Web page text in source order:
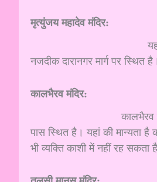
मृत्युंजय महादेव मंदिर:
यह मंदिर वाराणसी का
नजदीक दारानगर मार्ग पर स्थित
कालभैरव मंदिर:
कालभैरव मंदिर वाराणसी
पास स्थित है। यहां की मान्यता है
भी व्यक्ति काशी में नहीं रह सकता